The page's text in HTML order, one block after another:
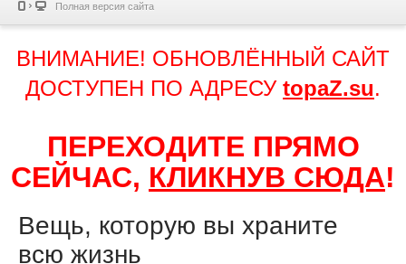
Полная версия сайта
ВНИМАНИЕ! ОБНОВЛЁННЫЙ САЙТ
ДОСТУПЕН ПО АДРЕСУ topaZ.su.
ПЕРЕХОДИТЕ ПРЯМО
СЕЙЧАС, КЛИКНУВ СЮДА!
Вещь, которую вы храните
всю жизнь